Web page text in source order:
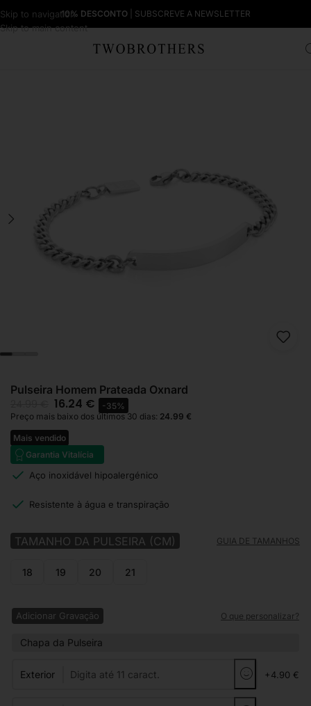
Skip to navigation
Skip to main content
10% DESCONTO| SUBSCREVE A NEWSLETTER
Pulseiras Homem
Pulseira Homem Prateada Oxnard
16.24 €
-35%
Preço mais baixo dos últimos 30 dias: 24.99 €
Mais vendido
Garantia Vitalícia
Aço inoxidável hipoalergénico
Resistente à água e transpiração
TAMANHO DA PULSEIRA (CM) GUIA DE TAMANHOS
18 19 20 21
Adicionar Gravação O que personalizar?
Chapa da Pulseira
Exterior +4.90 €